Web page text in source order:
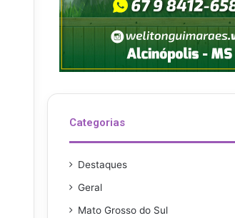
Categorias
Destaques
Geral
Mato Grosso do Sul